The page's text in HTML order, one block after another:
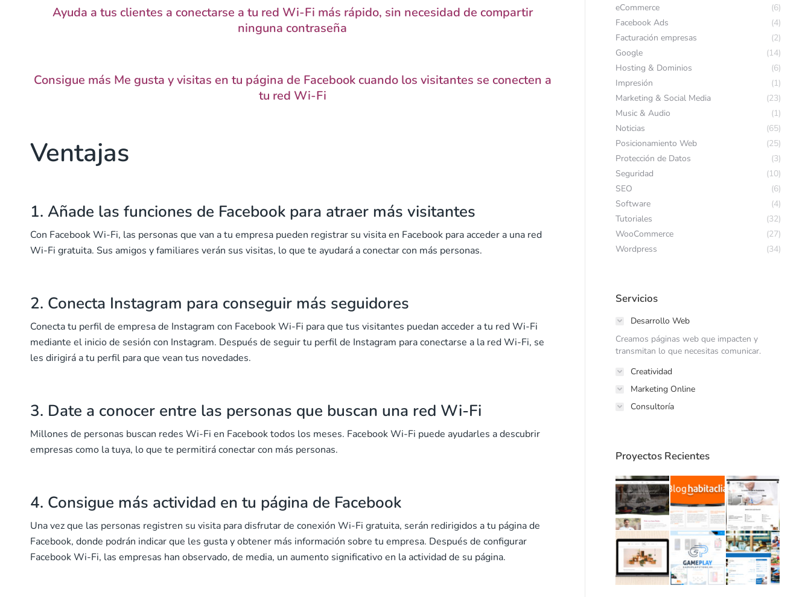
Ayuda a tus clientes a conectarse a tu red Wi-Fi más rápido, sin necesidad de compartir
ninguna contraseña
Consigue más Me gusta y visitas en tu página de Facebook cuando los visitantes se conecten a
tu red Wi-Fi
Ventajas
1. Añade las funciones de Facebook para atraer más visitantes
Con Facebook Wi-Fi, las personas que van a tu empresa pueden registrar su visita en Facebook para acceder a una red
Wi-Fi gratuita. Sus amigos y familiares verán sus visitas, lo que te ayudará a conectar con más personas.
2. Conecta Instagram para conseguir más seguidores
Conecta tu perfil de empresa de Instagram con Facebook Wi-Fi para que tus visitantes puedan acceder a tu red Wi-Fi
mediante el inicio de sesión con Instagram. Después de seguir tu perfil de Instagram para conectarse a la red Wi-Fi, se
les dirigirá a tu perfil para que vean tus novedades.
3. Date a conocer entre las personas que buscan una red Wi-Fi
Millones de personas buscan redes Wi-Fi en Facebook todos los meses. Facebook Wi-Fi puede ayudarles a descubrir
empresas como la tuya, lo que te permitirá conectar con más personas.
4. Consigue más actividad en tu página de Facebook
Una vez que las personas registren su visita para disfrutar de conexión Wi-Fi gratuita, serán redirigidos a tu página de
Facebook, donde podrán indicar que les gusta y obtener más información sobre tu empresa. Después de configurar
Facebook Wi-Fi, las empresas han observado, de media, un aumento significativo en la actividad de su página.
eCommerce
(6)
Facebook Ads
(4)
Facturación empresas
(2)
Google
(14)
Hosting & Dominios
(6)
Impresión
(1)
Marketing & Social Media
(23)
Music & Audio
(1)
Noticias
(65)
Posicionamiento Web
(25)
Protección de Datos
(3)
Seguridad
(10)
SEO
(6)
Software
(4)
Tutoriales
(32)
WooCommerce
(27)
Wordpress
(34)
Servicios
Desarrollo Web
Creamos páginas web que impacten y
transmitan lo que necesitas comunicar.
Creatividad
Marketing Online
Consultoría
Proyectos Recientes